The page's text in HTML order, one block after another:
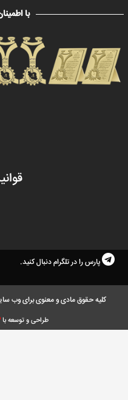
با
پارس را در تلگرام دنبال کنید.
کلیه حقوق مادی و معنوی برای وب
طراحی و توسعه با